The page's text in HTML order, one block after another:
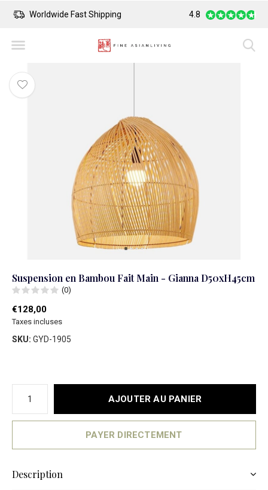
Worldwide Fast Shipping Safe Payment
4.8
Suspension en Bambou Fait Main - Gianna D50xH45cm
(0)
€128,00
Taxes incluses
SKU: GYD-1905
AJOUTER AU PANIER
PAYER DIRECTEMENT
Description